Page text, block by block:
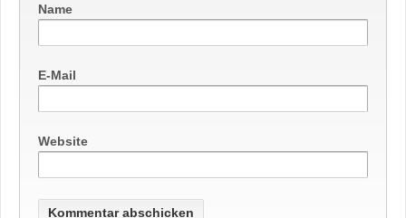
Name
E-Mail
Website